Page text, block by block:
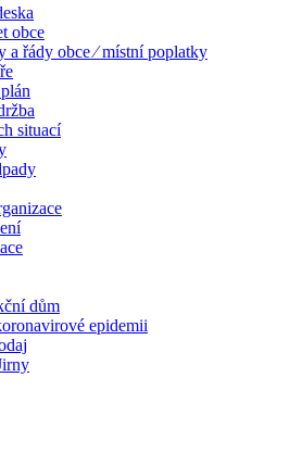
obce
a řády obce ⁄ místní poplatky
situací
dům
epidemii